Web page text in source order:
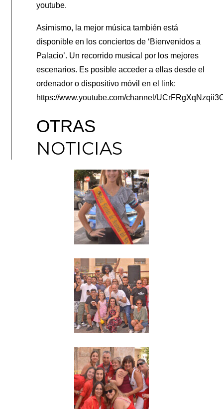
youtube.
Asimismo, la mejor música también está
disponible en los conciertos de ‘Bienvenidos a
Palacio’. Un recorrido musical por los mejores
escenarios. Es posible acceder a ellas desde el
ordenador o dispositivo móvil en el link:
https://www.youtube.com/channel/
OTRAS
NOTICIAS